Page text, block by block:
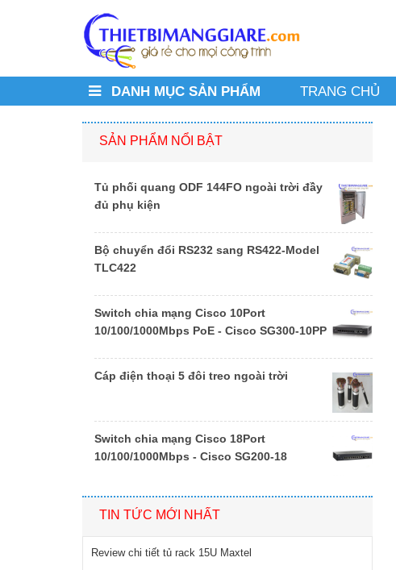
DANH MỤC SẢN PHẨM TRANG CHỦ
SẢN PHẨM NỔI BẬT
Tủ phối quang ODF 144FO ngoài trời đầy
đủ phụ kiện
Bộ chuyển đổi RS232 sang RS422-Model
TLC422
Switch chia mạng Cisco 10Port
10/100/1000Mbps PoE - Cisco SG300-10PP
Cáp điện thoại 5 đôi treo ngoài trời
Switch chia mạng Cisco 18Port
10/100/1000Mbps - Cisco SG200-18
TIN TỨC MỚI NHẤT
Review chi tiết tủ rack 15U Maxtel